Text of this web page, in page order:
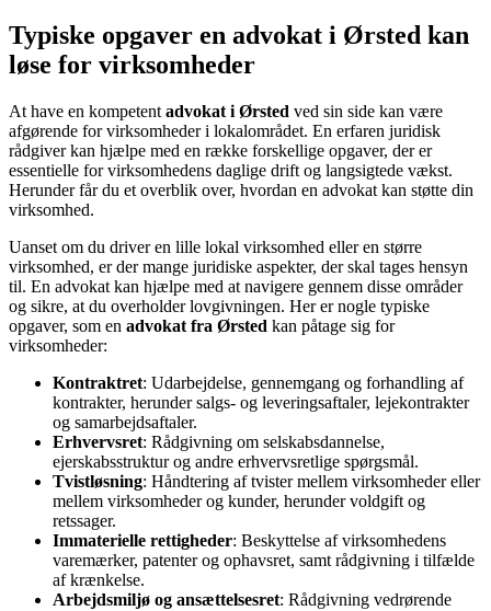
Typiske opgaver en advokat i Ørsted kan
løse for virksomheder
At have en kompetent advokat i Ørsted ved sin side kan være
afgørende for virksomheder i lokalområdet. En erfaren juridisk
rådgiver kan hjælpe med en række forskellige opgaver, der er
essentielle for virksomhedens daglige drift og langsigtede vækst.
Herunder får du et overblik over, hvordan en advokat kan støtte din
virksomhed.
Uanset om du driver en lille lokal virksomhed eller en større
virksomhed, er der mange juridiske aspekter, der skal tages hensyn
til. En advokat kan hjælpe med at navigere gennem disse områder
og sikre, at du overholder lovgivningen. Her er nogle typiske
opgaver, som en advokat fra Ørsted kan påtage sig for
virksomheder:
Kontraktret: Udarbejdelse, gennemgang og forhandling af
kontrakter, herunder salgs- og leveringsaftaler, lejekontrakter
og samarbejdsaftaler.
Erhvervsret: Rådgivning om selskabsdannelse,
ejerskabsstruktur og andre erhvervsretlige spørgsmål.
Tvistløsning: Håndtering af tvister mellem virksomheder eller
mellem virksomheder og kunder, herunder voldgift og
retssager.
Immaterielle rettigheder: Beskyttelse af virksomhedens
varemærker, patenter og ophavsret, samt rådgivning i tilfælde
af krænkelse.
Arbejdsmiljø og ansættelsesret: Rådgivning vedrørende